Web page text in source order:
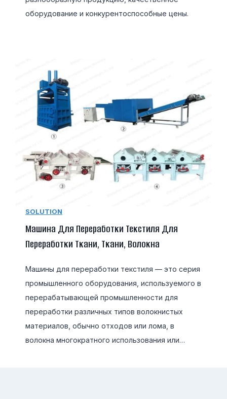
оборудование и конкурентоспособные цены.
SOLUTION
Машина Для Переработки Текстиля Для
Переработки Ткани, Ткани, Волокна
Машины для переработки текстиля — это серия
промышленного оборудования, используемого в
перерабатывающей промышленности для
переработки различных типов волокнистых
материалов, обычно отходов или лома, в
волокна многократного использования или…